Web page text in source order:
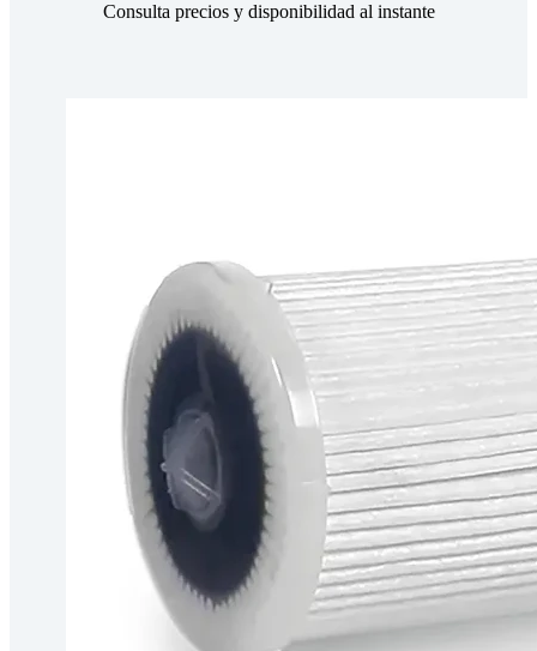
Consulta precios y disponibilidad al instante